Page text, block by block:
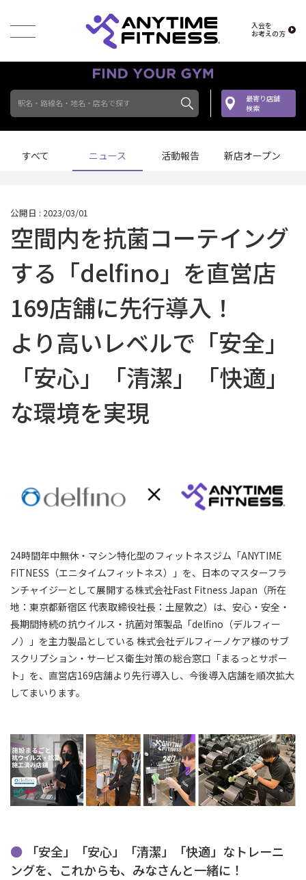
入会を
お考えの方
駅名・路線名・地名・店名で探す
最寄り店舗
検索
すべて ニュース 活動報告 新店オープン
公開日 : 2023/03/01
空間内を抗菌コーテイング
する「delfino」を直営店
169店舗に先行導入！
より高いレベルで「安全」
「安心」「清潔」「快適」
な環境を実現
24時間年中無休・マシン特化型のフィットネスジム「ANYTIME
FITNESS（エニタイムフィットネス）」を、日本のマスターフラ
ンチャイジーとして展開する株式会社Fast Fitness Japan（所在
地：東京都新宿区 代表取締役社長：土屋敦之）は、安心・安全・
長期間持続の抗ウイルス・抗菌対策製品「delfino（デルフィー
ノ）」を主力製品としている 株式会社デルフィーノケア様のサブ
スクリプション・サービス衛生対策の総合窓口「まるっとサポー
ト」を、直営店169店舗より先行導入し、今後導入店舗を順次拡大
してまいります。
「安全」「安心」「清潔」「快適」なトレーニ
ングを、これからも、みなさんと一緒に！